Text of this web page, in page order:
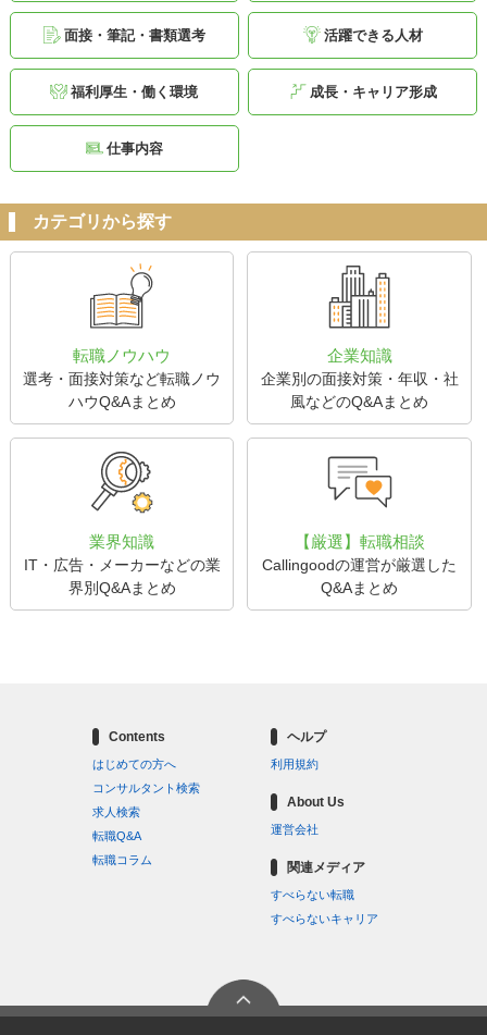
面接・筆記・書類選考 活躍できる人材
福利厚生・働く環境 成長・キャリア形成
仕事内容
カテゴリから探す
転職ノウハウ
選考・面接対策など転職ノウ
ハウQ&Aまとめ
企業知識
企業別の面接対策・年収・社
風などのQ&Aまとめ
業界知識
IT・広告・メーカーなどの業
界別Q&Aまとめ
【厳選】転職相談
Callingoodの運営が厳選した
Q&Aまとめ
Contents
はじめての方へ
コンサルタント検索
求人検索
転職Q&A
転職コラム
ヘルプ
利用規約
About Us
運営会社
関連メディア
すべらない転職
すべらないキャリア